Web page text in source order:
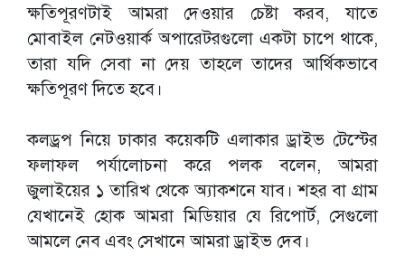
ক্ষতিপূরণটাই আমরা দেওয়ার চেষ্টা করব, যাতে
মোবাইল নেটওয়ার্ক অপারেটরগুলো একটা চাপে থাকে,
তারা যদি সেবা না দেয় তাহলে তাদের আর্থিকভাবে
ক্ষতিপূরণ দিতে হবে।
কলড্রপ নিয়ে ঢাকার কয়েকটি এলাকার ড্রাইভ টেস্টের
ফলাফল পর্যালোচনা করে পলক বলেন, আমরা
জুলাইয়ের ১ তারিখ থেকে অ্যাকশনে যাব। শহর বা গ্রাম
যেখানেই হোক আমরা মিডিয়ার যে রিপোর্ট, সেগুলো
আমলে নেব এবং সেখানে আমরা ড্রাইভ দেব।